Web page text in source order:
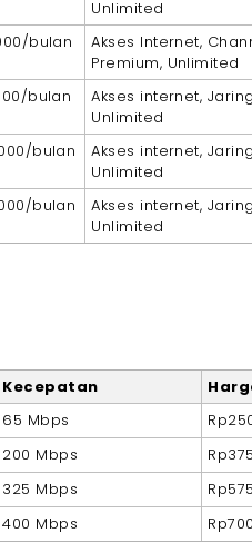
Unlimited
bulan
Akses Internet,
Premium, Unlimited
bulan
Akses internet,
Unlimited
bulan
Akses internet,
Unlimited
bulan
Akses internet,
Unlimited
Kecepatan
65 Mbps
200 Mbps
325 Mbps
400 Mbps